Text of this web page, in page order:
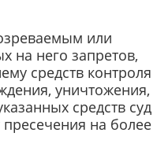
или
на него запретов,
средств контроля
уничтожения,
средств суд
на более